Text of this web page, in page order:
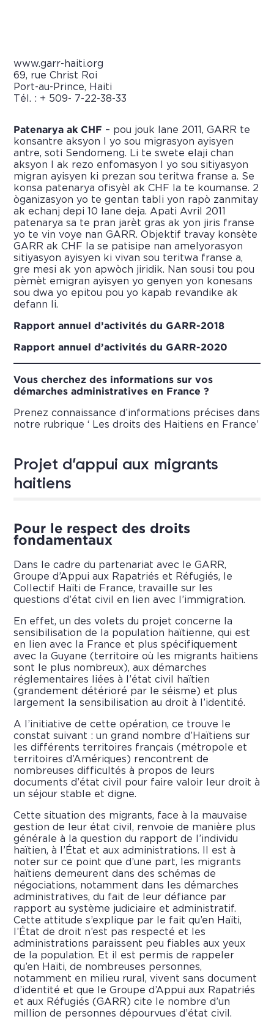
www.garr-haiti.org
69, rue Christ Roi
Port-au-Prince, Haiti
Tél. : + 509- 7-22-38-33
Patenarya ak CHF – pou jouk lane 2011, GARR te
konsantre aksyon l yo sou migrasyon ayisyen
antre, soti Sendomeng. Li te swete elaji chan
aksyon l ak rezo enfomasyon l yo sou sitiyasyon
migran ayisyen ki prezan sou teritwa franse a. Se
konsa patenarya ofisyèl ak CHF la te koumanse. 2
òganizasyon yo te gentan tabli yon rapò zanmitay
ak echanj depi 10 lane deja. Apati Avril 2011
patenarya sa te pran jarèt gras ak yon jiris franse
yo te vin voye nan GARR. Objektif travay konsète
GARR ak CHF la se patisipe nan amelyorasyon
sitiyasyon ayisyen ki vivan sou teritwa franse a,
gre mesi ak yon apwòch jiridik. Nan sousi tou pou
pèmèt emigran ayisyen yo genyen yon konesans
sou dwa yo epitou pou yo kapab revandike ak
defann li.
Rapport annuel d’activités du GARR-2018
Rapport annuel d’activités du GARR-2020
Vous cherchez des informations sur vos
démarches administratives en France ?
Prenez connaissance d’informations précises dans
notre rubrique ‘ Les droits des Haitiens en France’
Projet d’appui aux migrants
haitiens
Pour le respect des droits
fondamentaux
Dans le cadre du partenariat avec leGARR
Groupe d’Appui aux Rapatriés et Réfugiés, le
Collectif Haïti de France, travaille sur les
questions d’état civil en lien avec l’immigration.
En effet, un des volets du projet concerne la
sensibilisation de la population haïtienne, qui est
en lien avec la France et plus spécifiquement
avec la Guyane (territoire où les migrants haïtiens
sont le plus nombreux), aux démarches
réglementaires liées à l’état civil haïtien
(grandement détérioré par le séisme) et plus
largement la sensibilisation au droit à l’identité.
A l’initiative de cette opération, ce trouve le
constat suivant : un grand nombre d’Haïtiens sur
les différents territoires français (métropole et
territoires d’Amériques) rencontrent de
nombreuses difficultés à propos de leurs
documents d’état civil pour faire valoir leur droit à
un séjour stable et digne.
Cette situation des migrants, face à la mauvaise
gestion de leur état civil, renvoie de manière plus
générale à la question du rapport de l’individu
haïtien, à l’État et aux administrations. Il est à
noter sur ce point que d’une part, les migrants
haïtiens demeurent dans des schémas de
négociations, notamment dans les démarches
administratives, du fait de leur défiance par
rapport au système judiciaire et administratif.
Cette attitude s’explique par le fait qu’en Haïti,
l’État de droit n’est pas respecté et les
administrations paraissent peu fiables aux yeux
de la population. Et il est permis de rappeler
qu’en Haïti, de nombreuses personnes,
notamment en milieu rural, vivent sans document
d’identité et que le Groupe d’Appui aux Rapatriés
et aux Réfugiés (GARR) cite le nombre d’un
million de personnes dépourvues d’état civil.